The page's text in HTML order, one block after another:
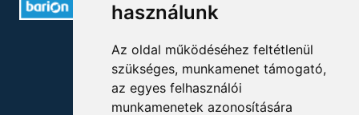
használunk
Az oldal működéséhez feltétlenül
szükséges, munkamenet támogató,
az egyes felhasználói
munkamenetek azonosítására
ELÉRHETŐSÉGEK
+36 1 880 7600